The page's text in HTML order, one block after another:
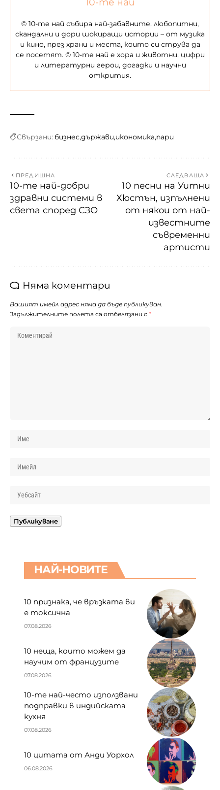
© 10-те най събира най-забавните, любопитни,
скандални и дори шокиращи истории – от музика
и кино, през храни и места, които си струва да
се посетят. © 10-те най е хора и животни, цифри
и литературни герои, догадки и научни
открития.
Свързани: бизнесдържави икономика пари
ПРЕДИШНА
10-те най-добри
здравни системи в
света според СЗО
СЛЕДВАЩА
10 песни на Уитни
Хюстън, изпълнени
от някои от най-
известните
съвременни
артисти
Няма коментари
Вашият имейл адрес няма да бъде публикуван.
Задължителните полета са отбелязани с *
НАЙ-НОВИТЕ
10 признака, че връзката ви
е токсична
07.08.2026
10 неща, които можем да
научим от французите
07.08.2026
10-те най-често използвани
подправки в индийската
кухня
07.08.2026
10 цитата от Анди Уорхол
06.08.2026